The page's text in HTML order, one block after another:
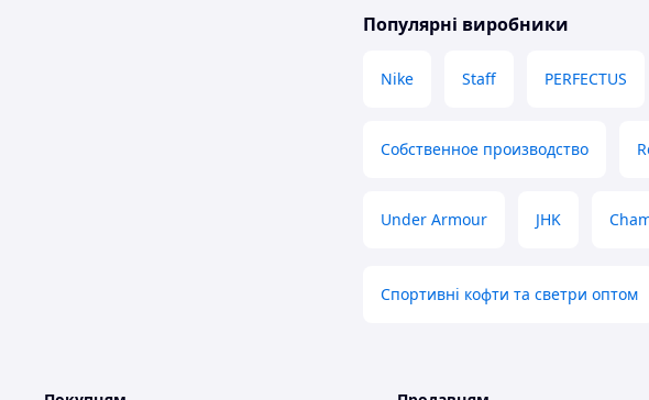
Популярні виробники
Nike Staff PERFECTUS
Собственное производство
Under Armour JHK
Спортивні кофти та светри оптом